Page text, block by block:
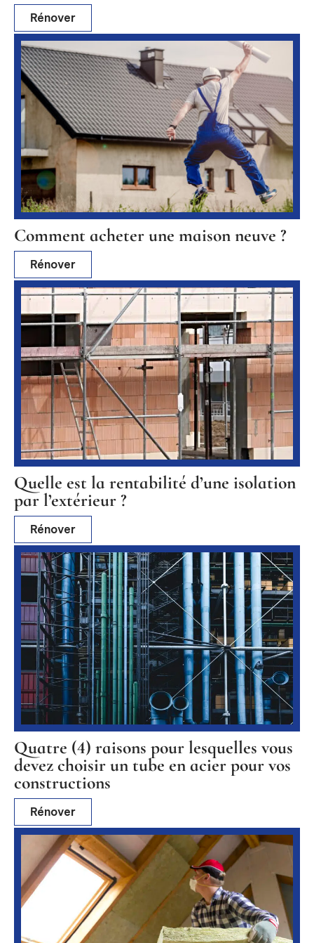
Rénover
Comment acheter une maison neuve ?
Rénover
Quelle est la rentabilité d’une isolation
par l’extérieur ?
Rénover
Quatre (4) raisons pour lesquelles vous
devez choisir un tube en acier pour vos
constructions
Rénover